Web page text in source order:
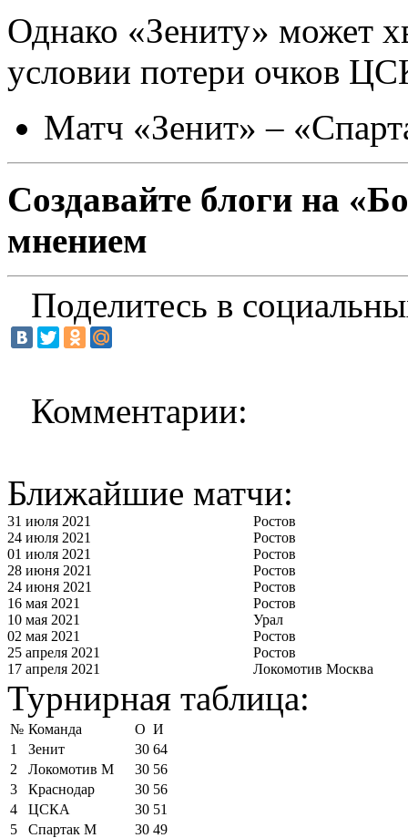
Однако «Зениту» может
условии потери очков
Матч «Зенит» –
Создавайте блоги на
мнением
Поделитесь в
Комментарии:
Ближайшие матчи:
31 июля 2021
Ростов
24 июля 2021
Ростов
01 июля 2021
Ростов
28 июня 2021
Ростов
24 июня 2021
Ростов
16 мая 2021
Ростов
10 мая 2021
Урал
02 мая 2021
Ростов
25 апреля 2021
Ростов
17 апреля 2021
Локомотив Москва
Турнирная таблица:
№ Команда О И
1
Зенит 30 64
2
Локомотив М 30 56
3
Краснодар 30 56
4
ЦСКА 30 51
5
Спартак М 30 49